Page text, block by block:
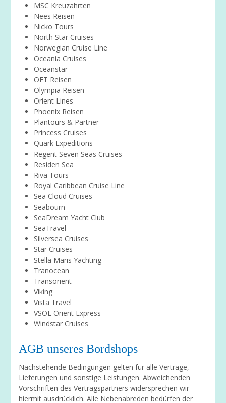
MSC Kreuzahrten
Nees Reisen
Nicko Tours
North Star Cruises
Norwegian Cruise Line
Oceania Cruises
Oceanstar
OFT Reisen
Olympia Reisen
Orient Lines
Phoenix Reisen
Plantours & Partner
Princess Cruises
Quark Expeditions
Regent Seven Seas Cruises
Residen Sea
Riva Tours
Royal Caribbean Cruise Line
Sea Cloud Cruises
Seabourn
SeaDream Yacht Club
SeaTravel
Silversea Cruises
Star Cruises
Stella Maris Yachting
Tranocean
Transorient
Viking
Vista Travel
VSOE Orient Express
Windstar Cruises
AGB unseres Bordshops
Nachstehende Bedingungen gelten für alle Verträge,
Lieferungen und sonstige Leistungen. Abweichenden
Vorschriften des Vertragspartners widersprechen wir
hiermit ausdrücklich. Alle Nebenabreden bedürfen der